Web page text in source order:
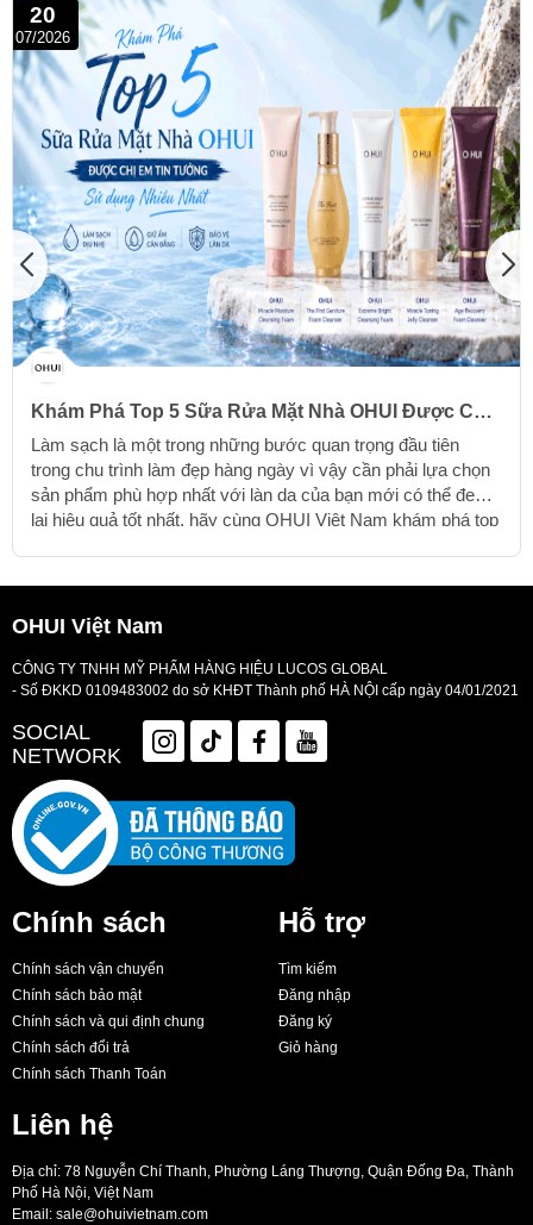
20
07/2026
Khám Phá Top 5 Sữa Rửa Mặt Nhà OHUI Được Chị
Em Tin Tưởng Sử Dụng Nhiều Nhất
Làm sạch là một trong những bước quan trọng đầu tiên
trong chu trình làm đẹp hàng ngày vì vậy cần phải lựa chọn
sản phẩm phù hợp nhất với làn da của bạn mới có thể đem
lại hiệu quả tốt nhất, hãy cùng OHUI Việt Nam khám phá top
OHUI Việt Nam
CÔNG TY TNHH MỸ PHẨM HÀNG HIỆU LUCOS GLOBAL
- Số ĐKKD 0109483002 do sở KHĐT Thành phố HÀ NỘI cấp ngày 04/01/2021
SOCIAL
NETWORK
Chính sách
Chính sách vận chuyển
Chính sách bảo mật
Chính sách và qui định chung
Chính sách đổi trả
Chính sách Thanh Toán
Hỗ trợ
Tìm kiếm
Đăng nhập
Đăng ký
Giỏ hàng
Liên hệ
Địa chỉ: 78 Nguyễn Chí Thanh, Phường Láng Thượng, Quận Đống Đa, Thành
Phố Hà Nội, Việt Nam
Email: sale@ohuivietnam.com